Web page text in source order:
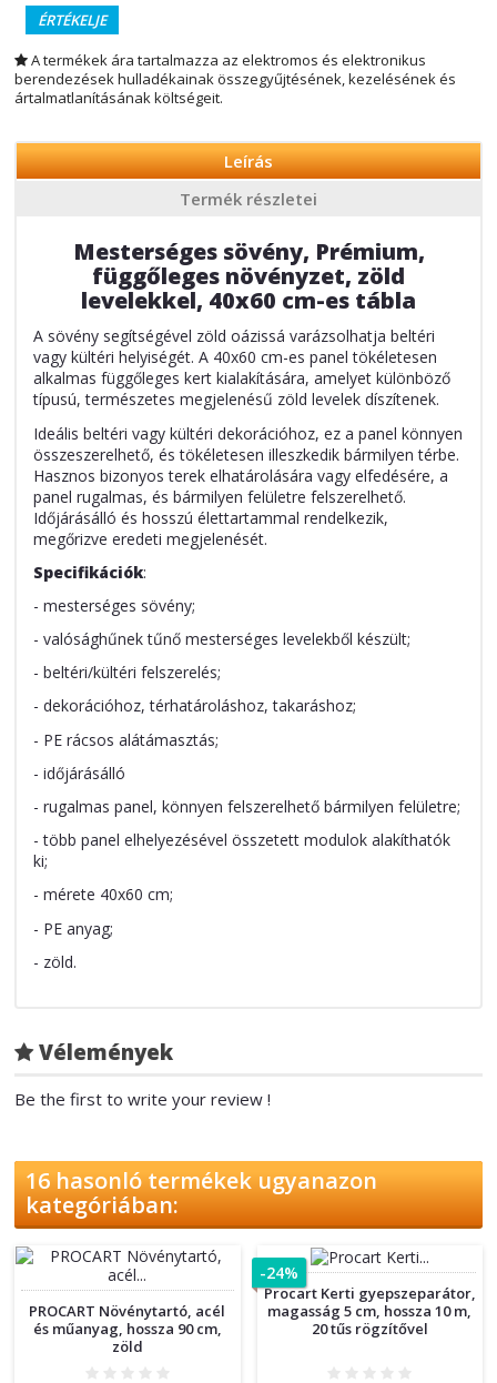
ÉRTÉKELJE
A termékek ára tartalmazza az elektromos és elektronikus
berendezések hulladékainak összegyűjtésének, kezelésének és
ártalmatlanításának költségeit.
Leírás
Termék részletei
Mesterséges sövény, Prémium,
függőleges növényzet, zöld
levelekkel, 40x60 cm-es tábla
A sövény segítségével zöld oázissá varázsolhatja beltéri
vagy kültéri helyiségét. A 40x60 cm-es panel tökéletesen
alkalmas függőleges kert kialakítására, amelyet különböző
típusú, természetes megjelenésű zöld levelek díszítenek.
Ideális beltéri vagy kültéri dekorációhoz, ez a panel könnyen
összeszerelhető, és tökéletesen illeszkedik bármilyen térbe.
Hasznos bizonyos terek elhatárolására vagy elfedésére, a
panel rugalmas, és bármilyen felületre felszerelhető.
Időjárásálló és hosszú élettartammal rendelkezik,
megőrizve eredeti megjelenését.
Specifikációk:
- mesterséges sövény;
- valósághűnek tűnő mesterséges levelekből készült;
- beltéri/kültéri felszerelés;
- dekorációhoz, térhatároláshoz, takaráshoz;
- PE rácsos alátámasztás;
- időjárásálló
- rugalmas panel, könnyen felszerelhető bármilyen felületre;
- több panel elhelyezésével összetett modulok alakíthatók
ki;
- mérete 40x60 cm;
- PE anyag;
- zöld.
Vélemények
Be the first to write your review !
16 hasonló termékek ugyanazon
kategóriában:
PROCART Növénytartó, acél
és műanyag, hossza 90 cm,
zöld
Procart Kerti gyepszeparátor,
magasság 5 cm, hossza 10 m,
20 tűs rögzítővel
-24%